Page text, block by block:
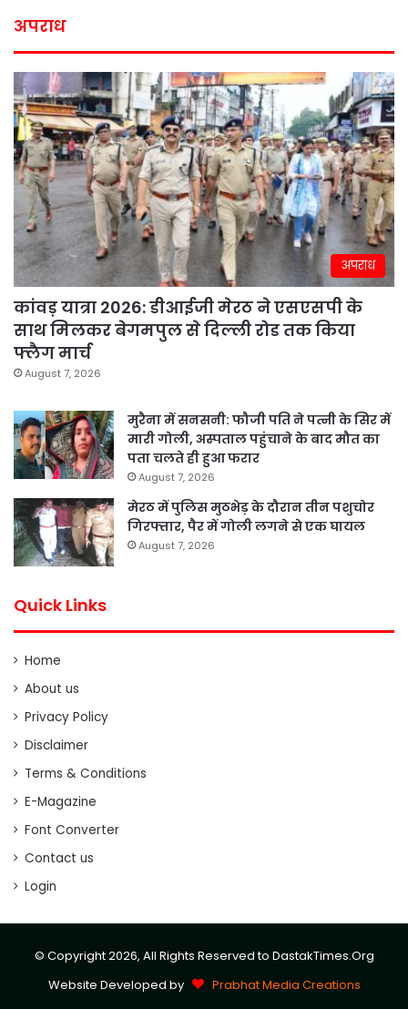
अपराध
अपराध
कांवड़ यात्रा 2026: डीआईजी मेरठ ने एसएसपी के
साथ मिलकर बेगमपुल से दिल्ली रोड तक किया
फ्लैग मार्च
August 7, 2026
मुरैना में सनसनी: फौजी पति ने पत्नी के सिर में
मारी गोली, अस्पताल पहुंचाने के बाद मौत का
पता चलते ही हुआ फरार
August 7, 2026
मेरठ में पुलिस मुठभेड़ के दौरान तीन पशुचोर
गिरफ्तार, पैर में गोली लगने से एक घायल
August 7, 2026
Quick Links
Home
About us
Privacy Policy
Disclaimer
Terms & Conditions
E-Magazine
Font Converter
Contact us
Login
© Copyright 2026, All Rights Reserved to DastakTimes.Org
Website Developed by
Prabhat Media Creations